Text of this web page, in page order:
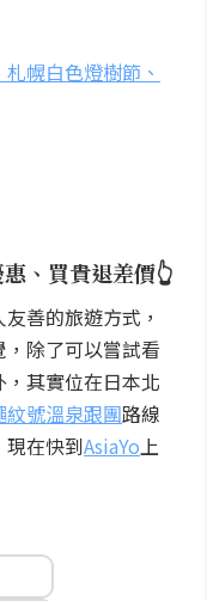
幌白色燈樹節、
、買貴退差價👆
善的旅遊方式，
除了可以嘗試看
，其實位在日本北
紋號溫泉跟團路線
在快到AsiaYo上